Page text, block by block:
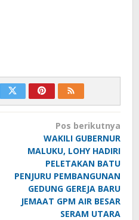
Pos berikutnya
WAKILI GUBERNUR
MALUKU, LOHY HADIRI
PELETAKAN BATU
PENJURU PEMBANGUNAN
GEDUNG GEREJA BARU
JEMAAT GPM AIR BESAR
SERAM UTARA